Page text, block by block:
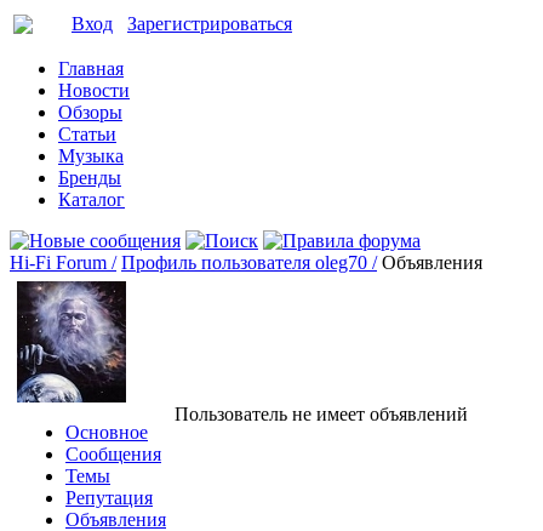
Вход Зарегистрироваться
Главная
Новости
Обзоры
Статьи
Музыка
Бренды
Каталог
Hi-Fi Forum / Профиль пользователя oleg70 / Объявления
Основное
Сообщения
Темы
Репутация
Объявления
Пользователь не имеет объявлений